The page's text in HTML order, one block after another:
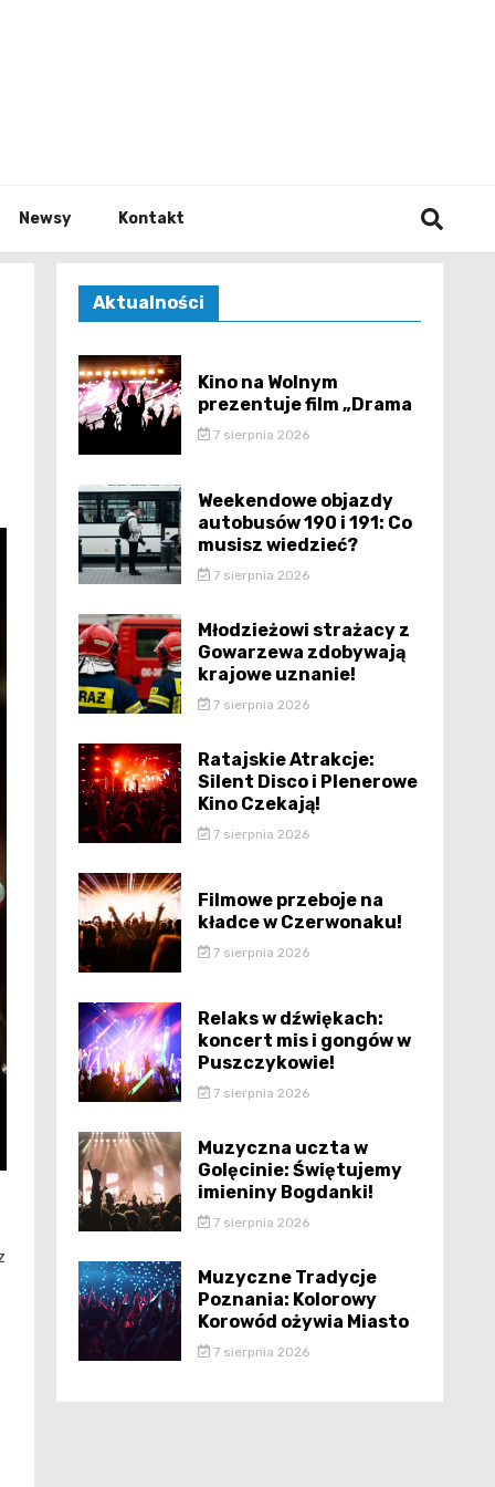
Newsy Kontakt
Aktualności
Kino na Wolnym
prezentuje film „Drama
7 sierpnia 2026
Weekendowe objazdy
autobusów 190 i 191: Co
musisz wiedzieć?
7 sierpnia 2026
Młodzieżowi strażacy z
Gowarzewa zdobywają
krajowe uznanie!
7 sierpnia 2026
Ratajskie Atrakcje:
Silent Disco i Plenerowe
Kino Czekają!
7 sierpnia 2026
Filmowe przeboje na
kładce w Czerwonaku!
7 sierpnia 2026
Relaks w dźwiękach:
koncert mis i gongów w
Puszczykowie!
7 sierpnia 2026
Muzyczna uczta w
Golęcinie: Świętujemy
imieniny Bogdanki!
7 sierpnia 2026
Muzyczne Tradycje
Poznania: Kolorowy
Korowód ożywia Miasto
7 sierpnia 2026